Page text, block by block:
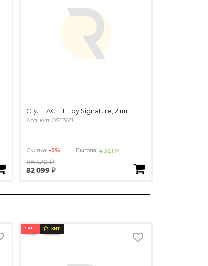
Стул FACELLE by Signature, 2 шт.
Артикул: OST3621
Скидка: -5% Выгода:4 321 ₽
86 420 ₽
82 099 ₽
SALE ХИТ